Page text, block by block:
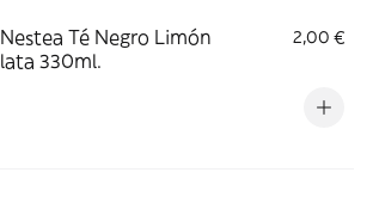
Nestea Té Negro Limón
lata 330ml.
2,00 €